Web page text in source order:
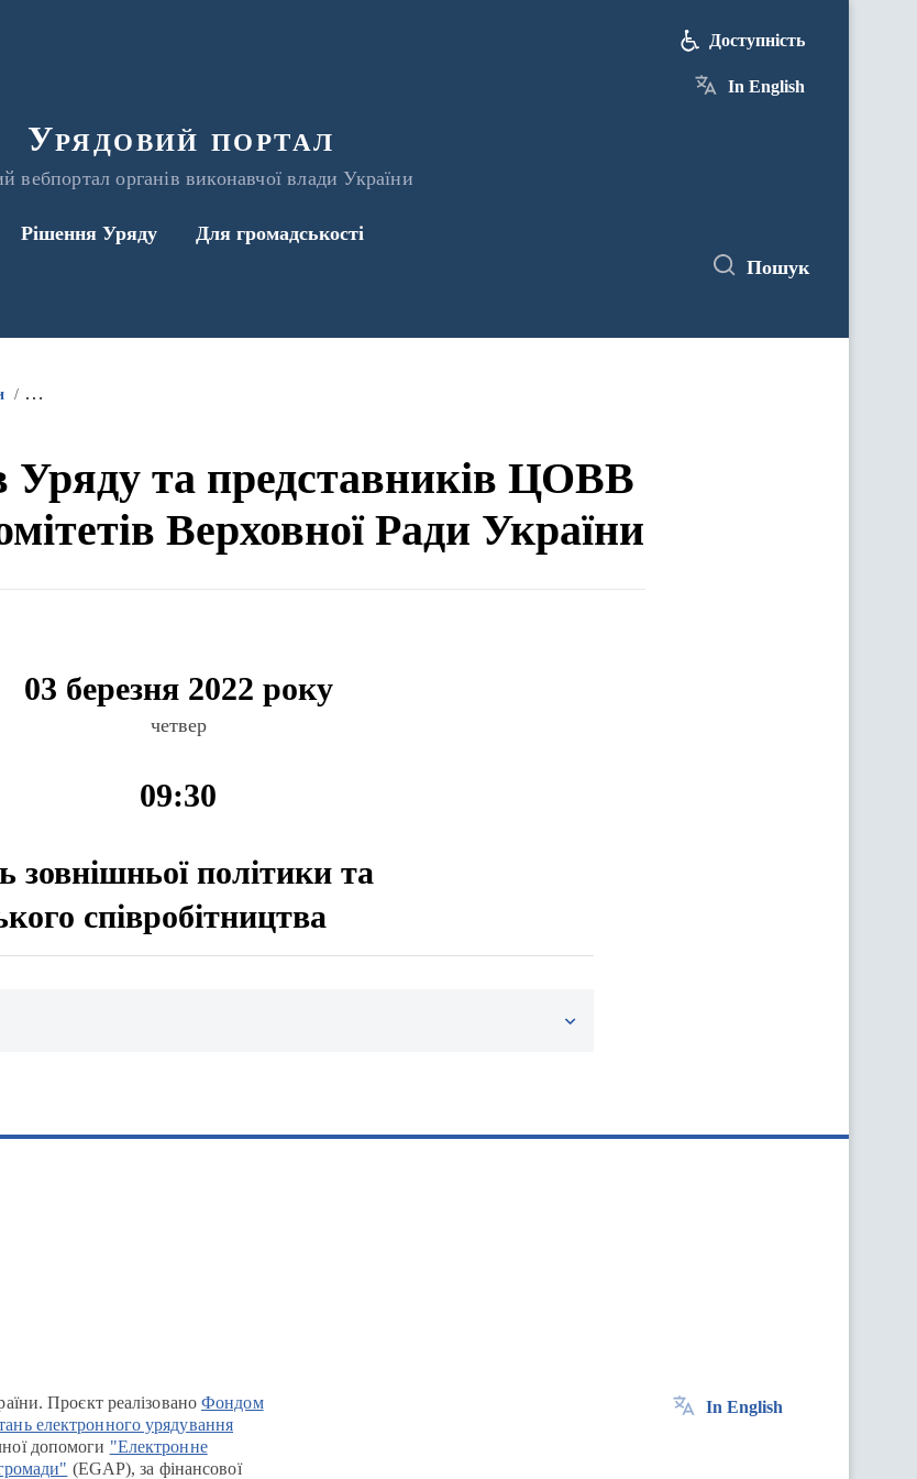
Урядовий портал
вебпортал органів виконавчої влади України
Доступність
In English
Рішення Уряду Для громадськості
Пошук
Інформація про участь членів Уряду та представників ЦОВВ у засіданнях комітетів Верховної Ради України
Уряду та представників ЦОВВ
Верховної Ради України
03 березня 2022 року
четвер
09:30
зовнішньої політики та
співробітництва
Проєкт реалізованоФондом
електронного урядування
допомоги "Електронне
(EGAP), за фінансової
In English